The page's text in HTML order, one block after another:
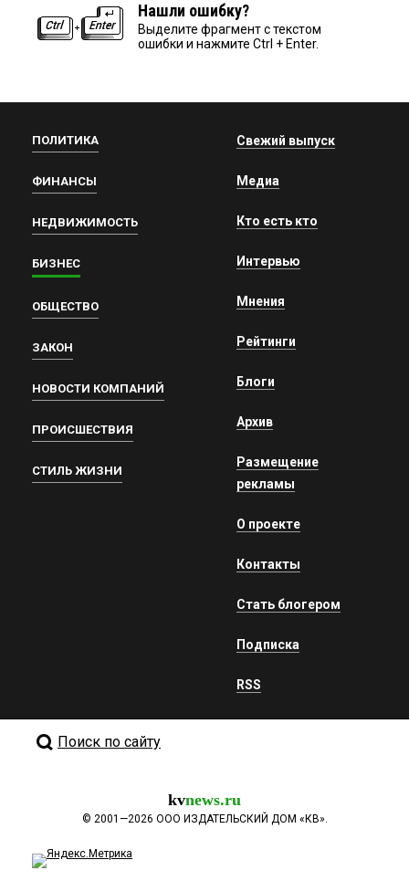
Нашли ошибку?
Выделите фрагмент с текстом
ошибки и нажмите Ctrl + Enter.
ПОЛИТИКА
ФИНАНСЫ
НЕДВИЖИМОСТЬ
БИЗНЕС
ОБЩЕСТВО
ЗАКОН
НОВОСТИ КОМПАНИЙ
ПРОИСШЕСТВИЯ
СТИЛЬ ЖИЗНИ
Свежий выпуск
Медиа
Кто есть кто
Интервью
Мнения
Рейтинги
Блоги
Архив
Размещение
рекламы
О проекте
Контакты
Стать блогером
Подписка
RSS
Поиск по сайту
kvnews.ru
© 2001—2026 ООО ИЗДАТЕЛЬСКИЙ ДОМ «КВ».